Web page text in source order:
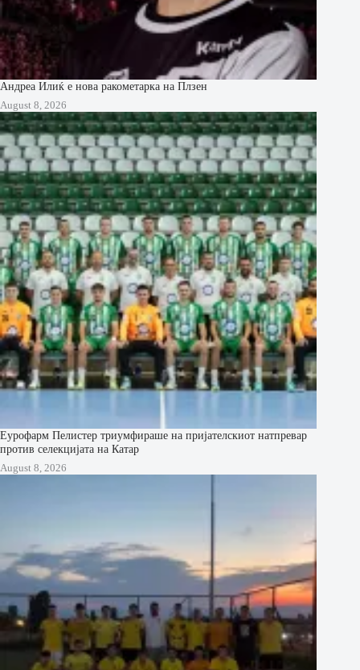
Андреа Илиќ е нова ракометарка на Плзен
August 8, 2026
Еурофарм Пелистер триумфираше на пријателскиот натпревар
против селекцијата на Катар
August 8, 2026